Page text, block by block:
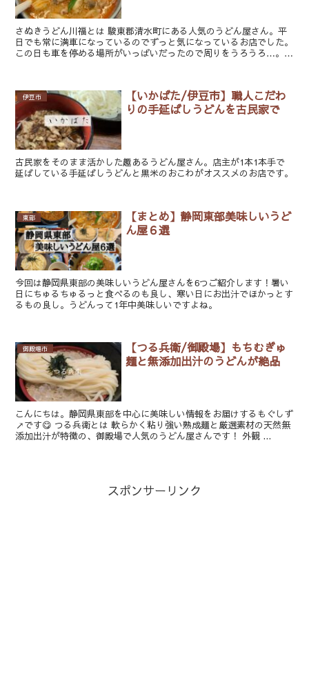
さぬきうどん川福とは 駿東郡清水町にある人気のうどん屋さん。平
日でも常に満車になっているのでずっと気になっているお店でした。
この日も車を停める場所がいっぱいだったので周りをうろうろ…。
伊豆市
【いかばた/伊豆市】職人こだわ
りの手延ばしうどんを古民家で
古民家をそのまま活かした趣あるうどん屋さん。店主が1本1本手で
延ばしている手延ばしうどんと黒米のおこわがオススメのお店です。
東部
【まとめ】静岡東部美味しいうど
ん屋６選
今回は静岡県東部の美味しいうどん屋さんを6つご紹介します！暑い
日にちゅるちゅるっと食べるのも良し、寒い日にお出汁でほかっとす
るもの良し。うどんって1年中美味しいですよね。
御殿場市
【つる兵衛/御殿場】もちむぎゅ
麺と無添加出汁のうどんが絶品
こんにちは。静岡県東部を中心に美味しい情報をお届けするもぐしず
↗です😋 つる兵衛とは 軟らかく粘り強い熟成麺と厳選素材の天然無
添加出汁が特徴の、御殿場で人気のうどん屋さんです！ 外観 ...
スポンサーリンク